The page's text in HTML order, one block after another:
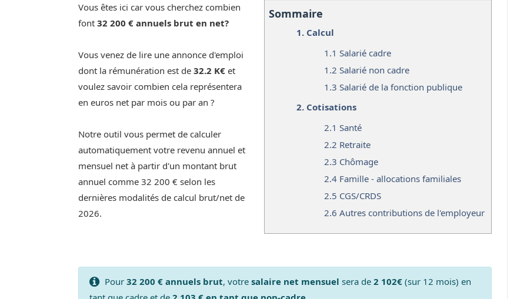
Sommaire
1. Calcul
1.1 Salarié cadre
1.2 Salarié non cadre
1.3 Salarié de la fonction publique
2. Cotisations
2.1 Santé
2.2 Retraite
2.3 Chômage
2.4 Famille - allocations familiales
2.5 CGS/CRDS
2.6 Autres contributions de l'employeur
Vous êtes ici car vous cherchez combien
font 32 200 € annuels brut en net?
Vous venez de lire une annonce d'emploi
dont la rémunération est de 32.2 K€ et
voulez savoir combien cela représentera
en euros net par mois ou par an ?
Notre outil vous permet de calculer
automatiquement votre revenu annuel et
mensuel net à partir d'un montant brut
annuel comme 32 200 € selon les
dernières modalités de calcul brut/net de
2026.
Pour 32 200 € annuels brut, votre salaire net mensuel sera de 2 102€(sur 12 mois) en